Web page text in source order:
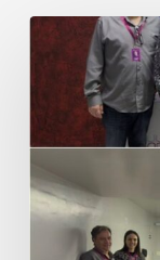
Uniodonto
Sorocaba
promove
palestra
sobre
a
RDC